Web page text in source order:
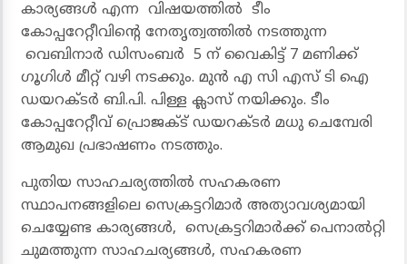
കാര്യങ്ങൾ എന്ന വിഷയത്തിൽ ടീം
കോപ്പറേറ്റീവിൻ്റെ നേതൃത്വത്തിൽ നടത്തുന്ന
വെബിനാർ ഡിസംബർ 5 ന് വൈകിട്ട് 7 മണിക്ക്
ഗൂഗിൾ മീറ്റ് വഴി നടക്കും. മുൻ എ സി എസ് ടി ഐ
ഡയറക്ടർ ബി.പി. പിള്ള ക്ലാസ് നയിക്കും. ടീം
കോപ്പറേറ്റീവ് പ്രൊജക്ട് ഡയറക്ടർ മധു ചെമ്പേരി
ആമുഖ പ്രഭാഷണം നടത്തും.
പുതിയ സാഹചര്യത്തിൽ സഹകരണ
സ്ഥാപനങ്ങളിലെ സെക്രട്ടറിമാർ അത്യാവശ്യമായി
ചെയ്യേണ്ട കാര്യങ്ങൾ, സെക്രട്ടറിമാർക്ക് പെനാൽറ്റി
ചുമത്തുന്ന സാഹചര്യങ്ങൾ, സഹകരണ